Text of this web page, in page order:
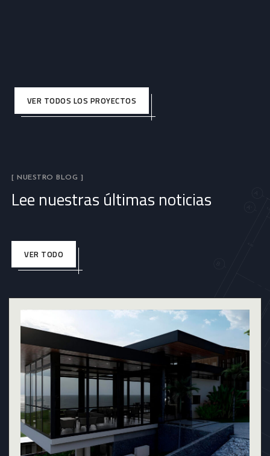
VER TODOS LOS PROYECTOS
[ NUESTRO BLOG ]
Lee nuestras últimas noticias
VER TODO